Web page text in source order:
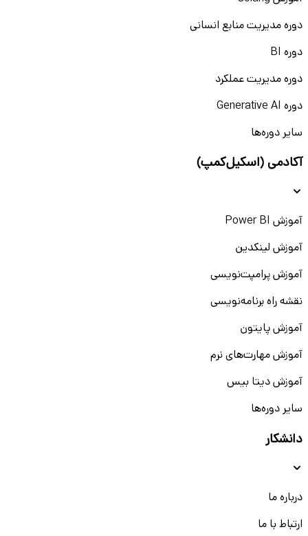
دوره مدیریت منابع انسانی
دوره BI
دوره مدیریت عملکرد
دوره Generative AI
سایر دوره‌ها
آکادمی (اسکیل‌کمپ)
آموزش Power BI
آموزش لینکدین
آموزش پرامپت‌نویسی
نقشه راه برنامه‌نویسی
آموزش پایتون
آموزش مهارت‌های نرم
آموزش دیتا بیس
سایر دوره‌ها
دانشکار
درباره ما
ارتباط با ما